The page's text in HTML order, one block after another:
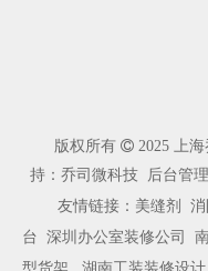
版权所有  2025 上
持：乔司微科技 后台管
友情链接： 美缝剂
台 深圳办公室装修公司